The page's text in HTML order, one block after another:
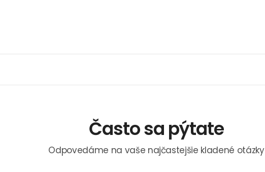
Často sa pýtate
Odpovedáme na vaše najčastejšie kladené otázky